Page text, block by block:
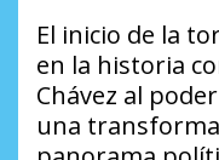
El inicio de la
en la historia
Chávez al
una